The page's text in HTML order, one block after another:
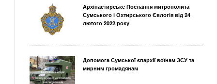
Архіпастирське Послання митрополита
Сумського і Охтирського Євлогія від 24
лютого 2022 року
Допомога Сумської єпархії воїнам ЗСУ та
мирним громадянам